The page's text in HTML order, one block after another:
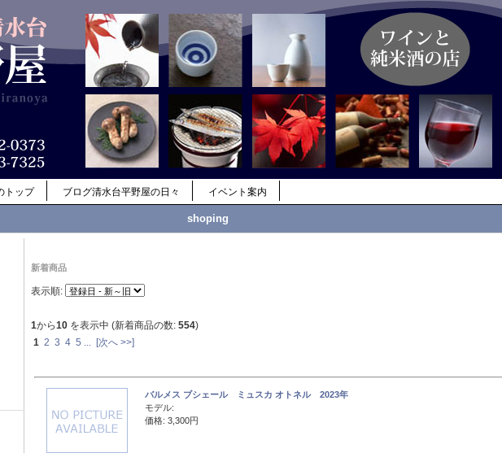
トップ ブログ清水台平野屋の日々 イベント案内
shoping
新着商品
表示順:
1から10 を表示中 (新着商品の数: 554)
1 2 3 4 5 [次へ >>]
バルメス ブシェール ミュスカ オトネル 2023年
モデル:
価格: 3,300円